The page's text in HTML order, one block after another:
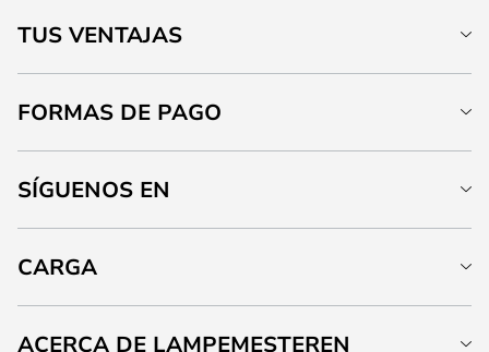
TUS VENTAJAS
FORMAS DE PAGO
SÍGUENOS EN
CARGA
ACERCA DE LAMPEMESTEREN